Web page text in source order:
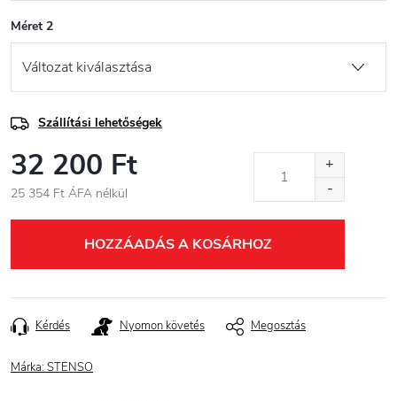
Méret 2
Szállítási lehetőségek
32 200 Ft
25 354 Ft ÁFA nélkül
HOZZÁADÁS A KOSÁRHOZ
Kérdés Nyomon követés Megosztás
Márka: STENSO